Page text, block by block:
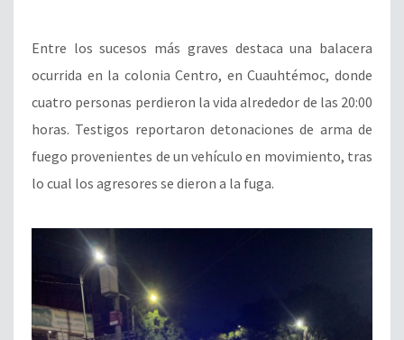
Entre los sucesos más graves destaca una balacera
ocurrida en la colonia Centro, en Cuauhtémoc, donde
cuatro personas perdieron la vida alrededor de las 20:00
horas. Testigos reportaron detonaciones de arma de
fuego provenientes de un vehículo en movimiento, tras
lo cual los agresores se dieron a la fuga.